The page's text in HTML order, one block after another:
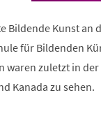
Tab)
Bildende Kunst an
für Bildenden
zuletzt in der
Kanada zu sehen.